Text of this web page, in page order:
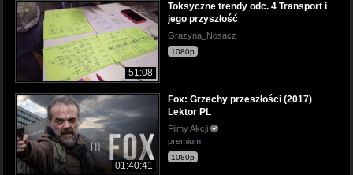
51:08
Toksyczne trendy odc. 4 Transport i
jego przyszłość
Grazyna_Nosacz
1080p
01:40:41
Fox: Grzechy przeszłości (2017)
Lektor PL
Filmy Akcji
premium
1080p